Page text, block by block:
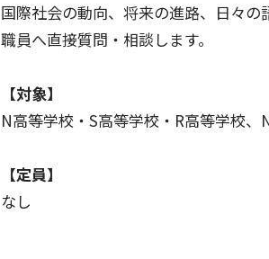
国際社会の動向、将来の進路、日々
職員へ直接質問・相談します。
【対象】
N高等学校・S高等学校・R高等学校
【定員】
なし